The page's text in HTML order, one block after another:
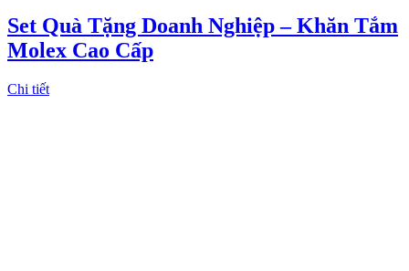
Set Quà Tặng Doanh Nghiệp – Khăn Tắm
Molex Cao Cấp
Chi tiết